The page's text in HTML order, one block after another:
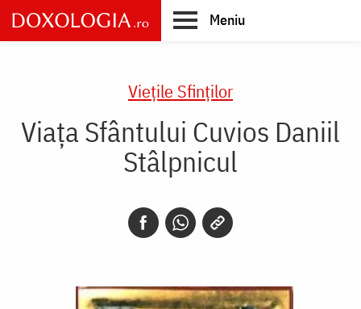
Skip
to
main
Meniu
Vieţile Sfinţilor
Viața Sfântului Cuvios Daniil
Stâlpnicul